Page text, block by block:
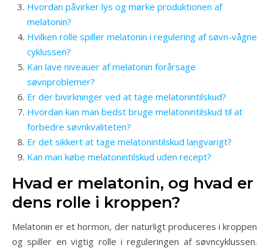
Hvordan påvirker lys og mørke produktionen af
melatonin?
Hvilken rolle spiller melatonin i regulering af søvn-vågne
cyklussen?
Kan lave niveauer af melatonin forårsage
søvnproblemer?
Er der bivirkninger ved at tage melatonintilskud?
Hvordan kan man bedst bruge melatonintilskud til at
forbedre søvnkvaliteten?
Er det sikkert at tage melatonintilskud langvarigt?
Kan man købe melatonintilskud uden recept?
Hvad er melatonin, og hvad er
dens rolle i kroppen?
Melatonin er et hormon, der naturligt produceres i kroppen
og spiller en vigtig rolle i reguleringen af søvncyklussen.